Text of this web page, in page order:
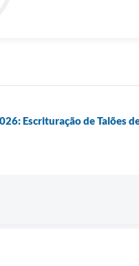
Escrituração de Talões